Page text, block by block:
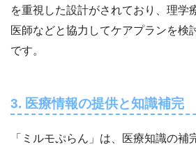
を重視した設計がされており、理学
医師などと協力してケアプランを検
です。
3. 医療情報の提供と知識補完
「ミルモぷらん」は、医療知識の補